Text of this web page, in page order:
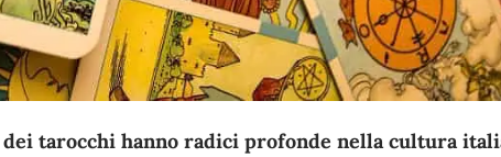
tarocchi hanno radici profonde nella cultura